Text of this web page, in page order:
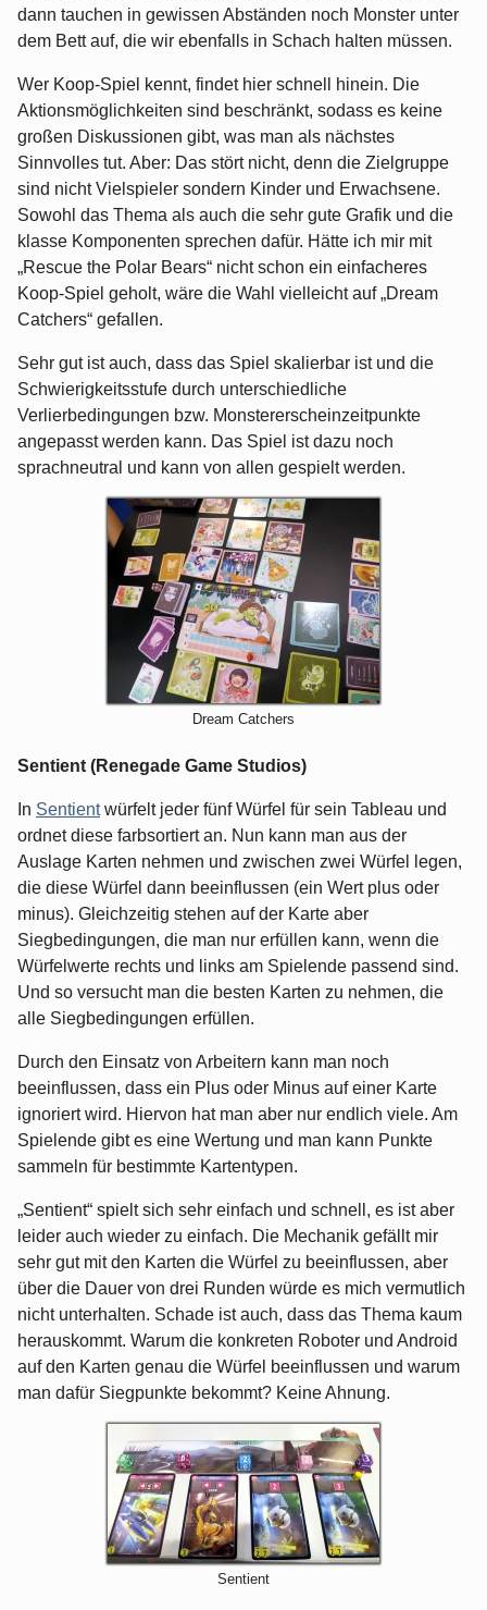
dann tauchen in gewissen Abständen noch Monster unter
dem Bett auf, die wir ebenfalls in Schach halten müssen.
Wer Koop-Spiel kennt, findet hier schnell hinein. Die
Aktionsmöglichkeiten sind beschränkt, sodass es keine
großen Diskussionen gibt, was man als nächstes
Sinnvolles tut. Aber: Das stört nicht, denn die Zielgruppe
sind nicht Vielspieler sondern Kinder und Erwachsene.
Sowohl das Thema als auch die sehr gute Grafik und die
klasse Komponenten sprechen dafür. Hätte ich mir mit
„Rescue the Polar Bears“ nicht schon ein einfacheres
Koop-Spiel geholt, wäre die Wahl vielleicht auf „Dream
Catchers“ gefallen.
Sehr gut ist auch, dass das Spiel skalierbar ist und die
Schwierigkeitsstufe durch unterschiedliche
Verlierbedingungen bzw. Monstererscheinzeitpunkte
angepasst werden kann. Das Spiel ist dazu noch
sprachneutral und kann von allen gespielt werden.
Dream Catchers
Sentient (Renegade Game Studios)
In Sentientwürfelt jeder fünf Würfel für sein Tableau und
ordnet diese farbsortiert an. Nun kann man aus der
Auslage Karten nehmen und zwischen zwei Würfel legen,
die diese Würfel dann beeinflussen (ein Wert plus oder
minus). Gleichzeitig stehen auf der Karte aber
Siegbedingungen, die man nur erfüllen kann, wenn die
Würfelwerte rechts und links am Spielende passend sind.
Und so versucht man die besten Karten zu nehmen, die
alle Siegbedingungen erfüllen.
Durch den Einsatz von Arbeitern kann man noch
beeinflussen, dass ein Plus oder Minus auf einer Karte
ignoriert wird. Hiervon hat man aber nur endlich viele. Am
Spielende gibt es eine Wertung und man kann Punkte
sammeln für bestimmte Kartentypen.
„Sentient“ spielt sich sehr einfach und schnell, es ist aber
leider auch wieder zu einfach. Die Mechanik gefällt mir
sehr gut mit den Karten die Würfel zu beeinflussen, aber
über die Dauer von drei Runden würde es mich vermutlich
nicht unterhalten. Schade ist auch, dass das Thema kaum
herauskommt. Warum die konkreten Roboter und Android
auf den Karten genau die Würfel beeinflussen und warum
man dafür Siegpunkte bekommt? Keine Ahnung.
Sentient